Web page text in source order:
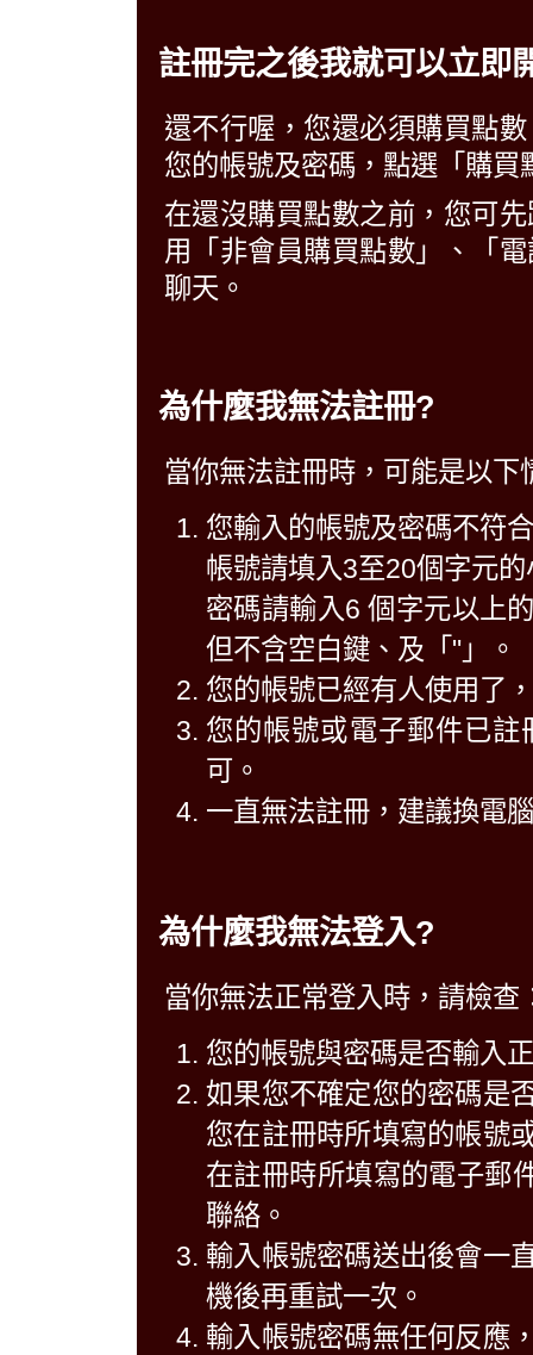
註冊完之後我就可以立即
還不行喔，您還必須購買點
您的帳號及密碼，點選「購
在還沒購買點數之前，您可
用「非會員購買點數」、「
聊天。
為什麼我無法註冊?
當你無法註冊時，可能是以下
您輸入的帳號及密碼不符
帳號請填入3至20個字元
密碼請輸入6 個字元以上
但不含空白鍵、及「"」。
您的帳號已經有人使用了
您的帳號或電子郵件已
可。
一直無法註冊，建議換電
為什麼我無法登入?
當你無法正常登入時，請檢查
您的帳號與密碼是否輸入
如果您不確定您的密碼是
您在註冊時所填寫的帳號
在註冊時所填寫的電子郵
聯絡。
輸入帳號密碼送出後會一
機後再重試一次。
輸入帳號密碼無任何反應